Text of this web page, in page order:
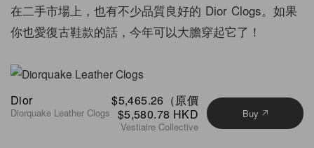
在二手市場上，也有不少品質良好的 Dior Clogs。如果
你也愛復古鞋款的話，今年可以大膽穿起它了！
Dior
Diorquake Leather Clogs
$5,465.26（原價
$5,580.78 HKD
Vestiaire Collective
Buy